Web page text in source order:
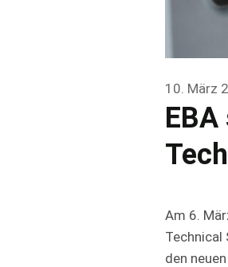
10. März
Am 6.
Technical
den